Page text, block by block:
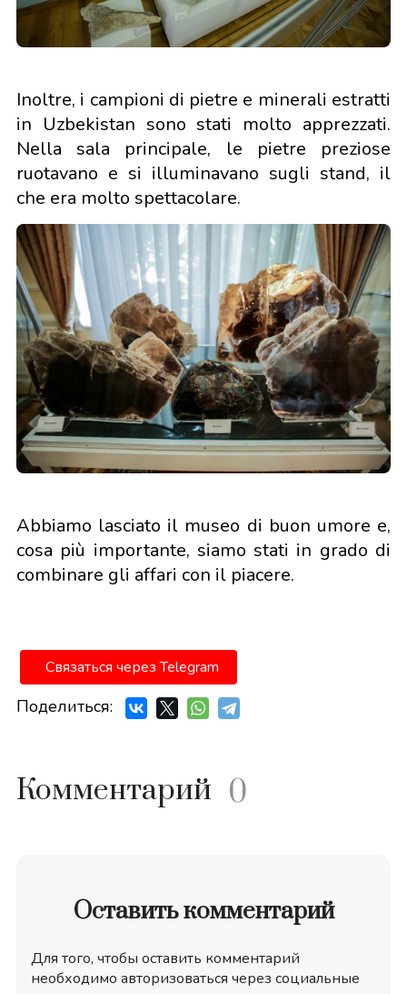
Inoltre, i campioni di pietre e minerali estratti
in Uzbekistan sono stati molto apprezzati.
Nella sala principale, le pietre preziose
ruotavano e si illuminavano sugli stand, il
che era molto spettacolare.
Abbiamo lasciato il museo di buon umore e,
cosa più importante, siamo stati in grado di
combinare gli affari con il piacere.
Связаться через Telegram
Поделиться:
Комментарий 0
Оставить комментарий
Для того, чтобы оставить комментарий
необходимо авторизоваться через социальные